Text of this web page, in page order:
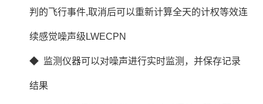
判的飞行事件,取消后可以重新计算全天的计权等效连
续感觉噪声级LWECPN
◆ 监测仪器可以对噪声进行实时监测，并保存记录
结果